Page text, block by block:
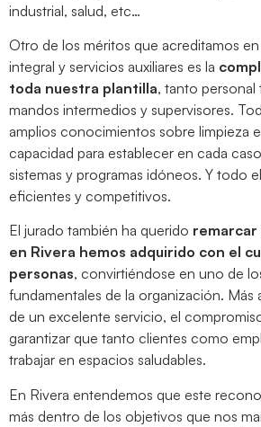
industrial, salud, etc…
Otro de los méritos que acreditamos en
integral y servicios auxiliares es la
toda nuestra plantilla, tanto
mandos intermedios y supervisores.
amplios conocimientos sobre limpieza
capacidad para establecer en cada
sistemas y programas idóneos. Y todo
eficientes y competitivos.
El jurado también ha querido remarcar
en Rivera hemos adquirido con el
personas, convirtiéndose en uno de
fundamentales de la organización. Más
de un excelente servicio, el
garantizar que tanto clientes como
trabajar en espacios saludables.
En Rivera entendemos que este
más dentro de los objetivos que nos